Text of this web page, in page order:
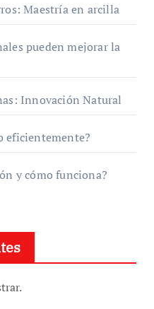
Maestría en arcilla
pueden mejorar la
Innovación Natural
eficientemente?
y cómo funciona?